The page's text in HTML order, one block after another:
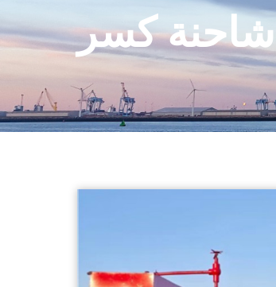
شاحنة كسر